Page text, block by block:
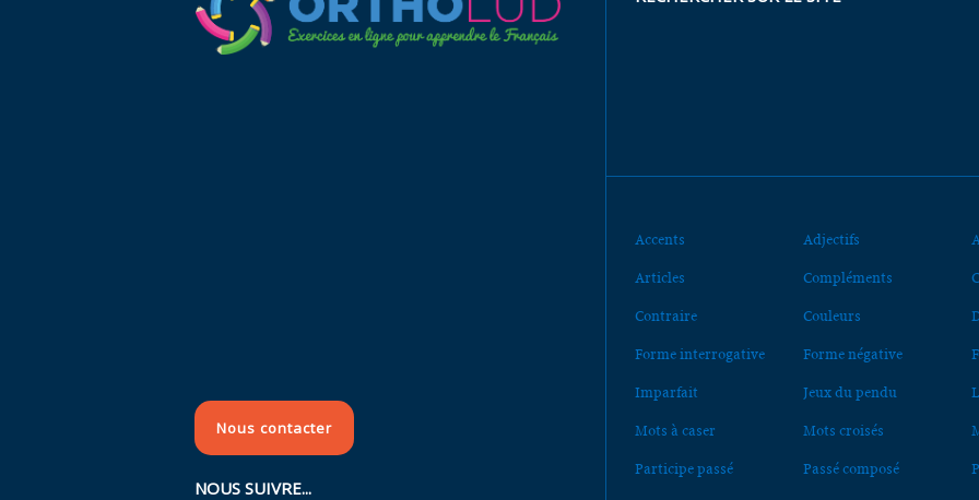
Nous contacter
NOUS SUIVRE...
Accents Adjectifs
Articles Compléments
Contraire Couleurs
Forme interrogative Forme négative
Imparfait Jeux du pendu
Mots à caser Mots croisés
Participe passé Passé composé